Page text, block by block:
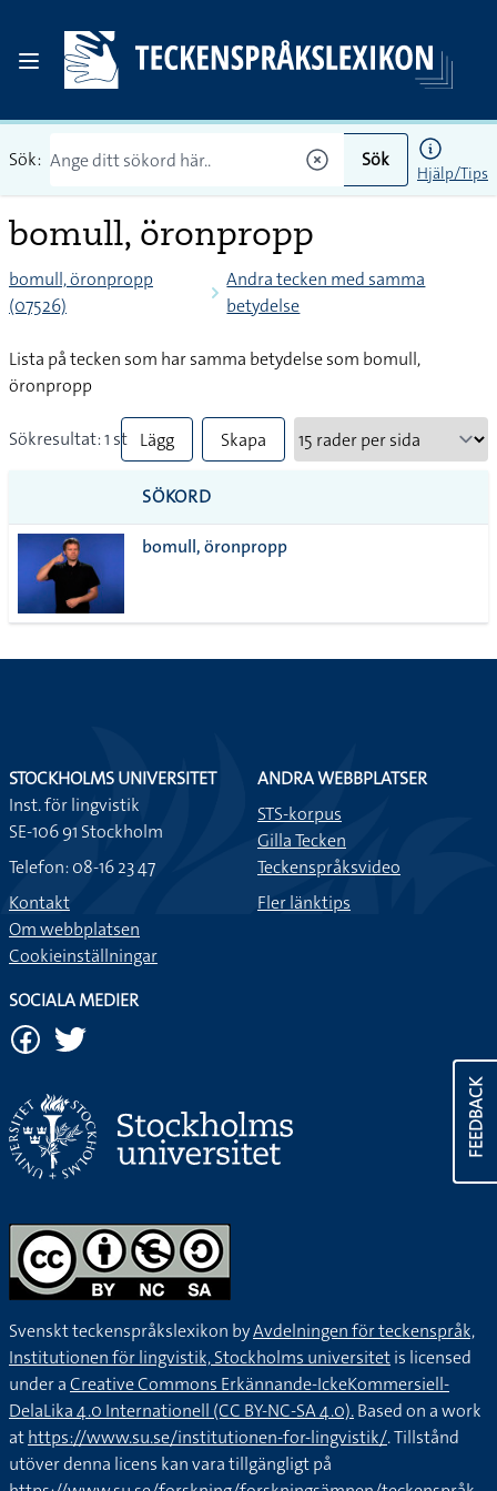
Sök: Sök
Hjälp/Tips
bomull, öronpropp
bomull, öronpropp
(07526)
Andra tecken med samma
betydelse
Lista på tecken som har samma betydelse som bomull,
öronpropp
Sökresultat: 1 st Lägg
till
alla i
Skapa
SÖKORD
bomull, öronpropp
FEEDBACK
STOCKHOLMS UNIVERSITET
Inst. för lingvistik
SE-106 91 Stockholm
Telefon: 08-16 23 47
Kontakt
Om webbplatsen
Cookieinställningar
ANDRA WEBBPLATSER
STS-korpus
Gilla Tecken
Teckenspråksvideo
Fler länktips
SOCIALA MEDIER
Svenskt teckenspråkslexikon byAvdelningen för teckenspråk,
Institutionen för lingvistik, Stockholms universitetis licensed
under aCreative Commons Erkännande-IckeKommersiell-
DelaLika 4.0 Internationell (CC BY-NC-SA 4.0).Based on a work
athttps://www.su.se/institutionen-for-lingvistik/. Tillstånd
utöver denna licens kan vara tillgängligt på